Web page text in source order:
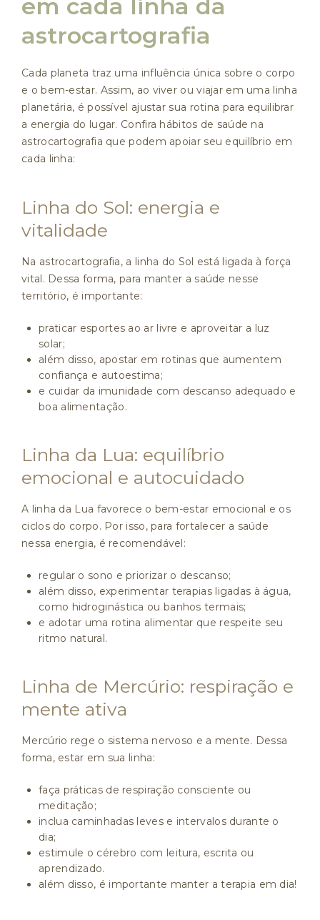
em cada linha da
astrocartografia
Cada planeta traz uma influência única sobre o corpo
e o bem-estar. Assim, ao viver ou viajar em uma linha
planetária, é possível ajustar sua rotina para equilibrar
a energia do lugar. Confira hábitos de saúde na
astrocartografia que podem apoiar seu equilíbrio em
cada linha:
Linha do Sol: energia e
vitalidade
Na astrocartografia, a linha do Sol está ligada à força
vital. Dessa forma, para manter a saúde nesse
território, é importante:
praticar esportes ao ar livre e aproveitar a luz
solar;
além disso, apostar em rotinas que aumentem
confiança e autoestima;
e cuidar da imunidade com descanso adequado e
boa alimentação.
Linha da Lua: equilíbrio
emocional e autocuidado
A linha da Lua favorece o bem-estar emocional e os
ciclos do corpo. Por isso, para fortalecer a saúde
nessa energia, é recomendável:
regular o sono e priorizar o descanso;
além disso, experimentar terapias ligadas à água,
como hidroginástica ou banhos termais;
e adotar uma rotina alimentar que respeite seu
ritmo natural.
Linha de Mercúrio: respiração e
mente ativa
Mercúrio rege o sistema nervoso e a mente. Dessa
forma, estar em sua linha:
faça práticas de respiração consciente ou
meditação;
inclua caminhadas leves e intervalos durante o
dia;
estimule o cérebro com leitura, escrita ou
aprendizado.
além disso, é importante manter a terapia em dia!